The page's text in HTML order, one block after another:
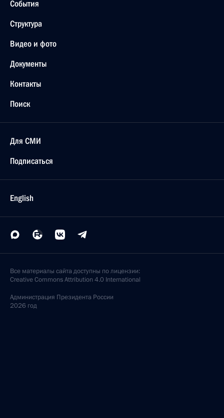
События
Структура
Видео и фото
Документы
Контакты
Поиск
Для СМИ
Подписаться
English
Все материалы сайта доступны по лицензии:
Creative Commons Attribution 4.0 International
Администрация Президента России
2026 год